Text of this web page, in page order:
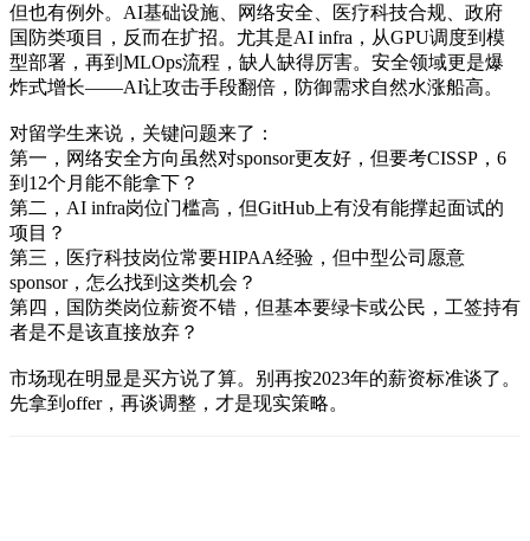
但也有例外。AI基础设施、网络安全、医疗科技合规、政府
国防类项目，反而在扩招。尤其是AI infra，从GPU调度到模
型部署，再到MLOps流程，缺人缺得厉害。安全领域更是爆
炸式增长——AI让攻击手段翻倍，防御需求自然水涨船高。
对留学生来说，关键问题来了：
第一，网络安全方向虽然对sponsor更友好，但要考CISSP，6
到12个月能不能拿下？
第二，AI infra岗位门槛高，但GitHub上有没有能撑起面试的
项目？
第三，医疗科技岗位常要HIPAA经验，但中型公司愿意
sponsor，怎么找到这类机会？
第四，国防类岗位薪资不错，但基本要绿卡或公民，工签持有
者是不是该直接放弃？
市场现在明显是买方说了算。别再按2023年的薪资标准谈了。
先拿到offer，再谈调整，才是现实策略。